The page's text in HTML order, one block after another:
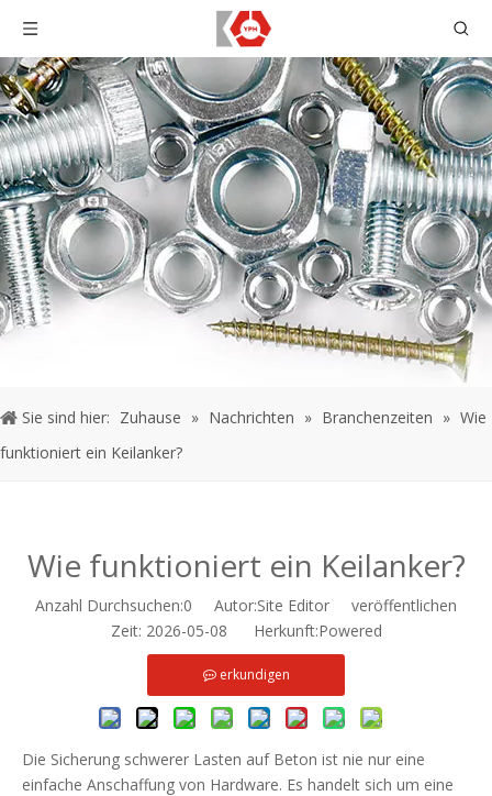
Sie sind hier: Zuhause » Nachrichten » Branchenzeiten » Wie
funktioniert ein Keilanker?
Wie funktioniert ein Keilanker?
Anzahl Durchsuchen:0 Autor:Site Editor veröffentlichen
Zeit: 2026-05-08 Herkunft:Powered
erkundigen
Die Sicherung schwerer Lasten auf Beton ist nie nur eine
einfache Anschaffung von Hardware. Es handelt sich um eine